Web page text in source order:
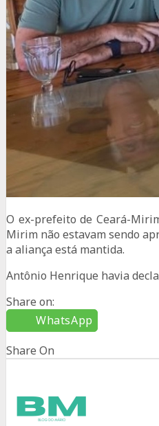
O ex-prefeito de Ceará-
Mirim não estavam sendo
a aliança está mantida.
Antônio Henrique havia
Share on:
WhatsApp
Share On